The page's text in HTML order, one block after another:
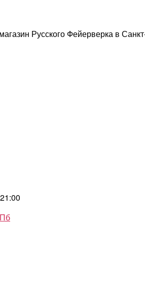
Русского Фейерверка в